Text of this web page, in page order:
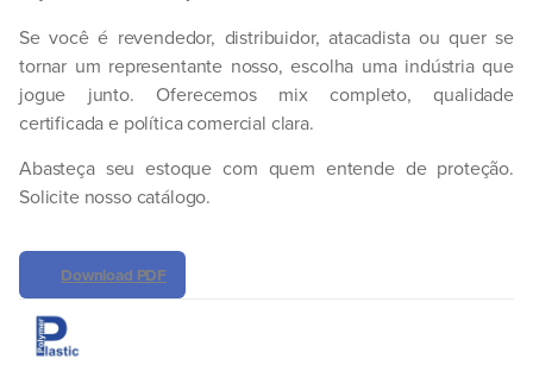
Se você é revendedor, distribuidor, atacadista ou quer se
tornar um representante nosso, escolha uma indústria que
jogue junto. Oferecemos mix completo, qualidade
certificada e política comercial clara.
Abasteça seu estoque com quem entende de proteção.
Solicite nosso catálogo.
Download PDF